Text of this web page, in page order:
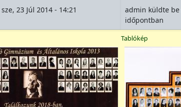
sze, 23 Júl 2014 - 14:21
admin küldte be
időpontban
Tablókép